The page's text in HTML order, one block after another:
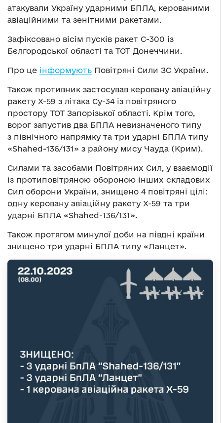
атакували Україну ударними БПЛА, керованими
авіаційними та зенітними ракетами.
Зафіксовано вісім пусків ракет С-300 із
Бєлгородської області та ТОТ Донеччини.
Про це інформують Повітряні Сили ЗС України.
Також противник застосував керовану авіаційну
ракету Х-59 з літака Су-34 із повітряного
простору ТОТ Запорізької області. Крім того,
ворог запустив два БПЛА невизначеного типу
з північного напрямку та три ударні БПЛА типу
«Shahed-136/131» з району мису Чауда (Крим).
Силами та засобами Повітряних Сил, у взаємодії
із протиповітряною обороною інших складових
Сил оборони України, знищено 4 повітряні цілі:
одну керовану авіаційну ракету Х-59 та три
ударні БПЛА «Shahed-136/131».
Також протягом минулої доби на півдні країни
знищено три ударні БПЛА типу «Ланцет».